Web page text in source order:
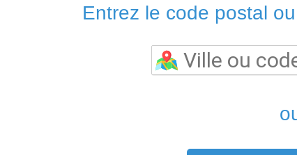
Entrez le code postal